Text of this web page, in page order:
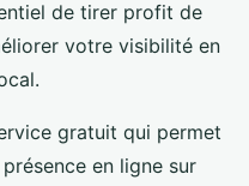
de tirer profit de
votre visibilité en
gratuit qui permet
en ligne sur